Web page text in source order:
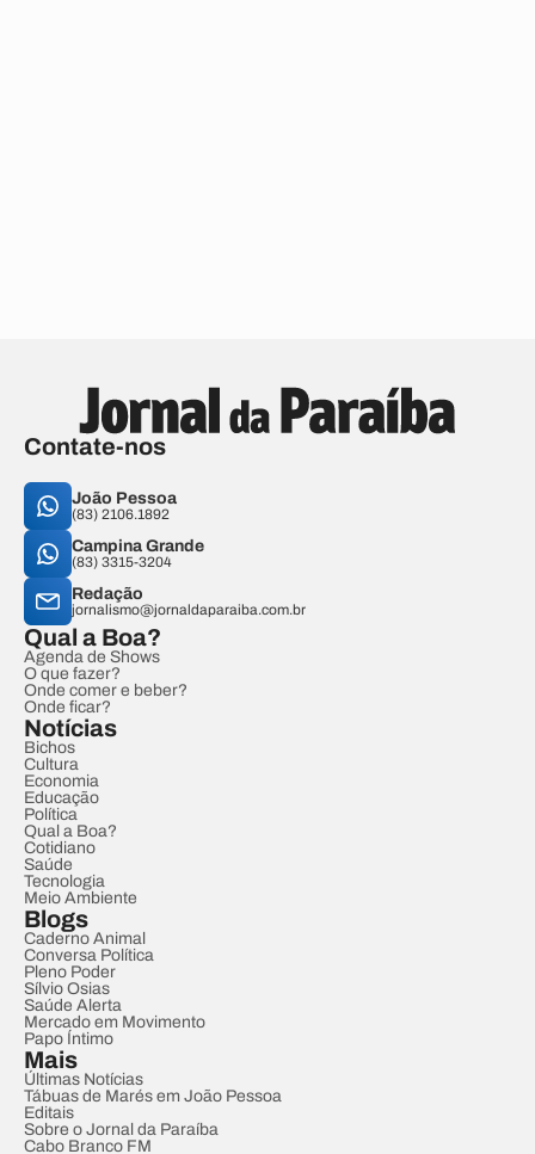
Contate-nos
João Pessoa
(83) 2106.1892
Campina Grande
(83) 3315-3204
Redação
jornalismo@jornaldaparaiba.com.br
Qual a Boa?
Agenda de Shows
O que fazer?
Onde comer e beber?
Onde ficar?
Notícias
Bichos
Cultura
Economia
Educação
Política
Qual a Boa?
Cotidiano
Saúde
Tecnologia
Meio Ambiente
Blogs
Caderno Animal
Conversa Política
Pleno Poder
Sílvio Osias
Saúde Alerta
Mercado em Movimento
Papo Íntimo
Mais
Últimas Notícias
Tábuas de Marés em João Pessoa
Editais
Sobre o Jornal da Paraíba
Cabo Branco FM